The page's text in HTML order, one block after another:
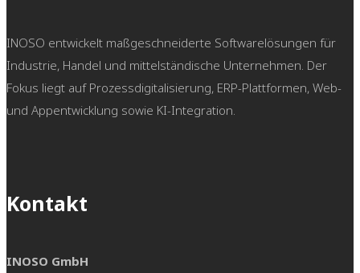
INOSO entwickelt maßgeschneiderte Softwarelösungen für
Industrie, Handel und mittelständische Unternehmen. Der
Fokus liegt auf Prozessdigitalisierung, ERP-Plattformen, Web-
und Appentwicklung sowie KI-Integration.
Kontakt
INOSO GmbH